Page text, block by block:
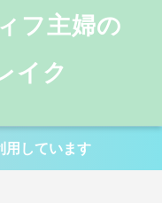
主婦の
イク
用しています